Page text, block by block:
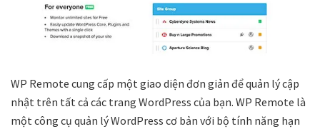
WP Remote cung cấp một giao diện đơn giản để quản lý cập
nhật trên tất cả các trang WordPress của bạn. WP Remote là
một công cụ quản lý WordPress cơ bản với bộ tính năng hạn